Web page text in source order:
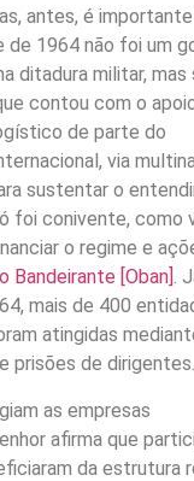
antes, é
de 1964 não foi um
ditadura militar, mas
contou com o
de parte do
via
sustentar o
foi conivente, como
o regime e
Bandeirante [Oban].
mais de 400
atingidas
prisões de dirigentes.
as empresas
afirma que
da estrutura